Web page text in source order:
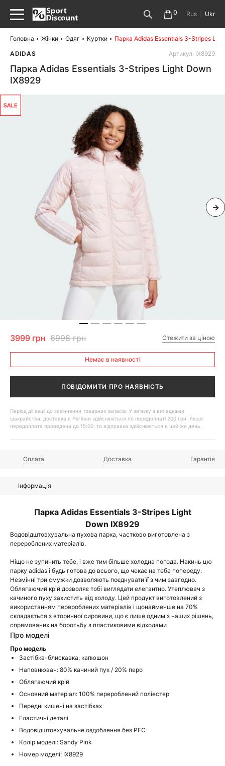
0 Rus Ukr
Головна Жінки Одяг Куртки
Парка Adidas Essentials 3-Stripes
ADIDAS
Артикул: IX8929
Парка Adidas Essentials 3-Stripes Light Down
IX8929
3999 грн 6998 грн Стежити за ціною
Немає в наявності
ПОВІДОМИТИ ПРО НАЯВНІСТЬ
Період дії акції до закінчення товарних запасів. У зв'язку з випадками
шахрайства, доставка в Регіони здійснюється по передоплаті 200 грн. Якщо
передоплата проведена до 15:00, то відправка здійснюється в цей же день.
Оплата Доставка Гарантія
Інформація
Парка Adidas Essentials 3-Stripes Light
Down IX8929
Водовідштовхувальна пухова парка, частково виготовлена з
перероблених матеріалів.
Ніщо не зупинить тебе, і вже тим більше холодна погода. Накинь цю
парку adidas і будь готова до всього, що чекає на тебе попереду.
Незмінні три смужки дозволяють поєднувати її з чим завгодно.
Облягаючий крій дозволяє тобі виглядати елегантно. Утеплювач з
качиного пуху захистить від холоду. Цей продукт виготовлений з
використанням перероблених матеріалів і щонайменше на 70%
складається з вторинної сировини, що є лише одним з наших рішень,
спрямованих на боротьбу з пластиковими відходами
Про моделі
Про модель
Застібка-блискавка; капюшон
Наповнювач: 80% качиний пух / 20% перо
Облягаючий крій
Основний матеріал: 100% перероблений поліестер
Передні кишені на застібках
Еластичні деталі
Водовідштовхувальне оздоблення без PFC
Колір моделі: Sandy Pink
Номер моделі: IX8929